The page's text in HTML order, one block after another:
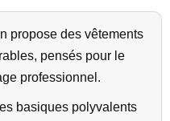
propose des vêtements
pensés pour le
professionnel.
basiques polyvalents